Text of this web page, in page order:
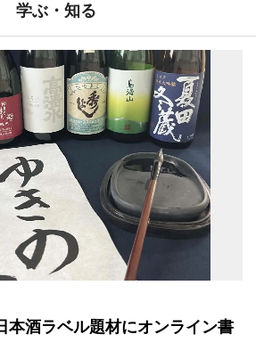
学ぶ・知る
本酒ラベル題材にオンライン書